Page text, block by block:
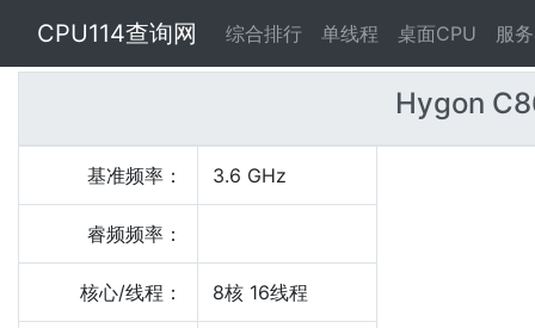
CPU114查询网 综合排行 单线程 桌面CPU 服
Hygon
基准频率： 3.6 GHz
睿频频率：
核心/线程： 8核 16线程